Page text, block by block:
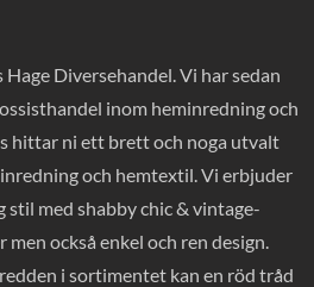
Diversehandel. Vi har sedan
inom heminredning och
hittar ni ett brett och noga utvalt
och hemtextil. Vi erbjuder
med shabby chic & vintage-
också enkel och ren design.
i sortimentet kan en röd tråd